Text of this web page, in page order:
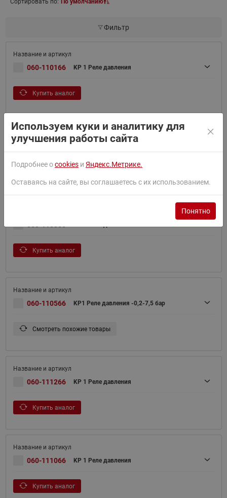
Сортировать по: По умолчанию
Фильтр
060-110166 KP 1 Реле давления
Купить аналог
Купить аналог
060-110566 KP1 Реле давления -0,2-7,5 бар
Смотреть похожие товары
060-111266 KP 1 Реле давления
Купить аналог
060-111066 KP 1 Реле давления
Купить аналог
Используем куки и аналитику для
улучшения работы сайта
Подробнее оcookies и Яндекс.Метрике.
Оставаясь на сайте, вы соглашаетесь с их использованием.
Понятно